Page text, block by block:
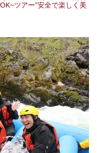
ツアー"安全で楽しく美